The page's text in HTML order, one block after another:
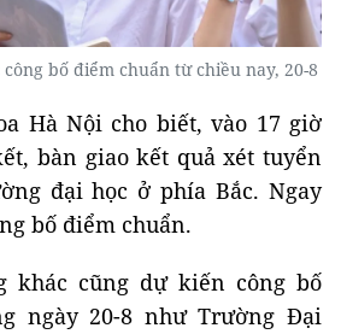
bố điểm chuẩn từ chiều nay, 20-8
Hà Nội cho biết, vào 17 giờ
bàn giao kết quả xét tuyển
đại học ở phía Bắc. Ngay
bố điểm chuẩn.
khác cũng dự kiến công bố
ngày 20-8 như Trường Đại